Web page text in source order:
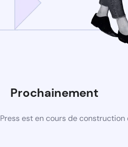
Prochainement
est en cours de